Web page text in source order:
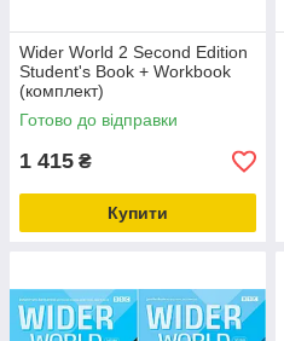
Wider World 2 Second Edition
Student's Book + Workbook
(комплект)
Готово до відправки
1 415 ₴
Купити